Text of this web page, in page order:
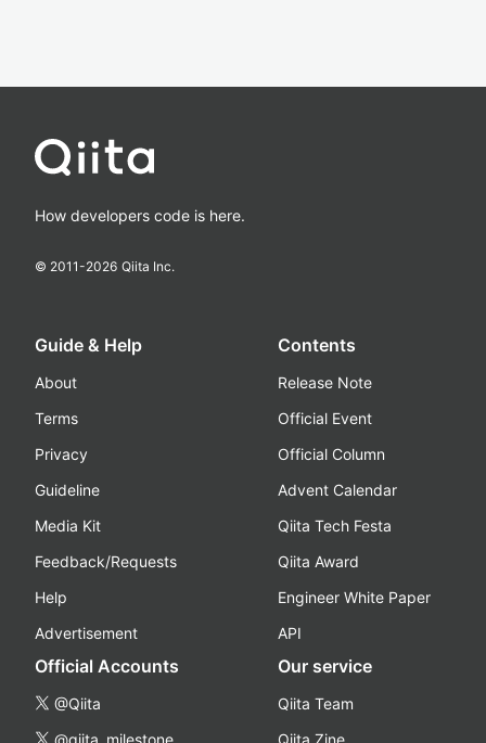
How developers code is here.
© 2011-2026 Qiita Inc.
Guide & Help
About
Terms
Privacy
Guideline
Media Kit
Feedback/Requests
Help
Advertisement
Contents
Release Note
Official Event
Official Column
Advent Calendar
Qiita Tech Festa
Qiita Award
Engineer White Paper
API
Official Accounts
@Qiita
@qiita_milestone
Our service
Qiita Team
Qiita Zine